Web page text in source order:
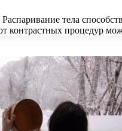
Распаривание тела
контрастных процедур